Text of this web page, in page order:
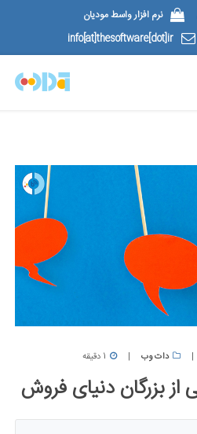
نرم افزار واسط مودیان
info[at]thesoftware[dot]ir
دات وب 1 دقیقه